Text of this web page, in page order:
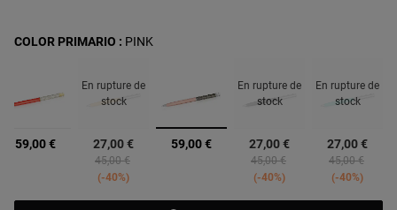
59,00 €
En rupture de
stock
27,00 €
Price reduced from
45,00 €to
-40%
sélectionné
59,00 €
En rupture de
stock
27,00 €
Price reduced from
45,00 €to
-40%
En rupture de
stock
27,00 €
Price reduced
45,00 €to
-40%
COLOR PRIMARIO : PINK